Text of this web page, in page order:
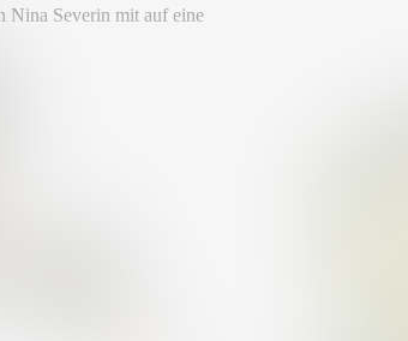
Nina Severin mit auf eine
haben.